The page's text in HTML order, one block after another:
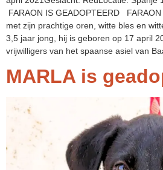
FARAON IS GEADOPTEERD
met zijn prachtige oren, witte bles en
3,5 jaar jong, hij is geboren op 17 april
vrijwilligers van het spaanse asiel van
MARLA is